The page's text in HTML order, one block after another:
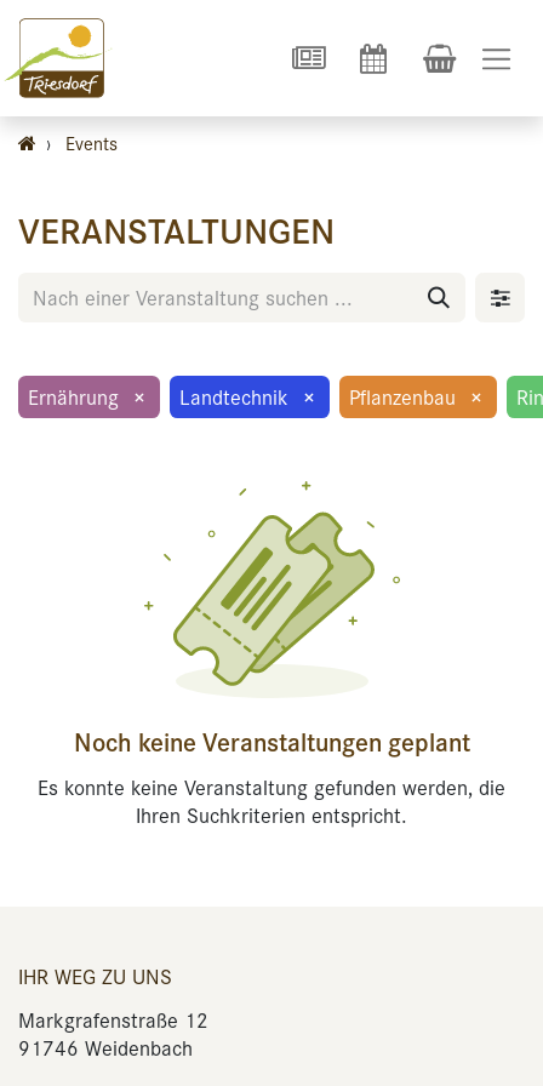
› Events
VERANSTALTUNGEN
Ernährung × Landtechnik × Pflanzenbau ×
Noch keine Veranstaltungen geplant
Es konnte keine Veranstaltung gefunden werden, die
Ihren Suchkriterien entspricht.
IHR WEG ZU UNS
Markgrafenstraße 12
91746 Weidenbach